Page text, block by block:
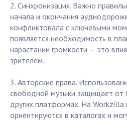
2. Синхронизация. Важно
начала и окончания
конфликтовала с ключевыми
появляется необходимость в
нарастании громкости — это
зрителем.
3. Авторские права.
свободной музыки защищает от
других платформах. На
ориентируются в каталогах и